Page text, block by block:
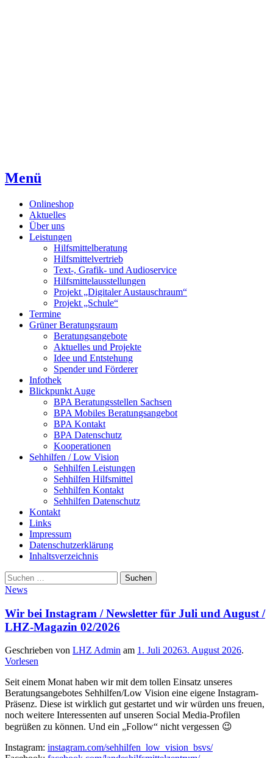
Menü
Onlineshop
Aktuelles
Über uns
Leistungen
Hilfsmittelberatung
Hilfsmittelvertrieb
Text-, Grafik- und Audioservice
Hilfsmittelausstellungen
Projekt „Digitaler Austauschraum“
Projekt „Schule“
Termine
Grüner Beratungsraum
Beratungsangebote
Aktuelles und Projekte
Idee und Entstehung
Spender und Förderer
Infothek
Blickpunkt Auge
BPA Beratungsstellen Sachsen
BPA Mobiles Beratungsangebot
BPA Kontakt
BPA Datenschutz
Kooperationen
Sehhilfen / Low Vision
Sehhilfen Leistungen
Sehhilfen Hilfsmittel
Sehhilfen Kontakt
Sehhilfen Datenschutz
Kontakt
Links
Impressum
Datenschutzerklärung
Inhaltsverzeichnis
Suche
Suchen
nach:
News
Wir bei Instagram / Newsletter für Juli und August /
LHZ-Magazin 02/2026
Geschrieben von LHZ Admin am 1. Juli 20263. August 2026.
Vorlesen
Seit einem Monat haben wir mit dem tollen Einsatz unseres
Beratungsangebotes Sehhilfen/Low Vision eine eigene Instagram-
Präsenz. Diese ist wirklich gut gestartet und wir würden uns freuen,
noch weitere Interessenten auf unseren Social Media-Profilen
begrüßen zu können. Und ein „Follow“ nicht vergessen 😉
Instagram: instagram.com/sehhilfen_low_vision_bsvs/